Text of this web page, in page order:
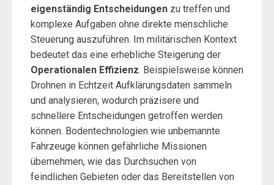
eigenständig Entscheidungen zu treffen und
komplexe Aufgaben ohne direkte menschliche
Steuerung auszuführen. Im militärischen Kontext
bedeutet das eine erhebliche Steigerung der
Operationalen Effizienz. Beispielsweise können
Drohnen in Echtzeit Aufklärungsdaten sammeln
und analysieren, wodurch präzisere und
schnellere Entscheidungen getroffen werden
können. Bodentechnologien wie unbemannte
Fahrzeuge können gefährliche Missionen
übernehmen, wie das Durchsuchen von
feindlichen Gebieten oder das Bereitstellen von